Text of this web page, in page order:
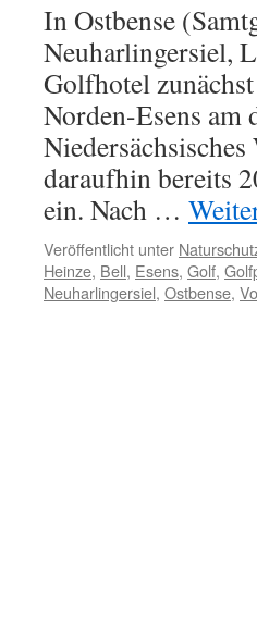
In Ostbense
Neuharlingersiel,
Golfhotel
Norden-Esens am
daraufhin bereits
ein. Nach …
Veröffentlicht unter
Heinze, Bell, Esens, Golf,
Neuharlingersiel, Ostbense,